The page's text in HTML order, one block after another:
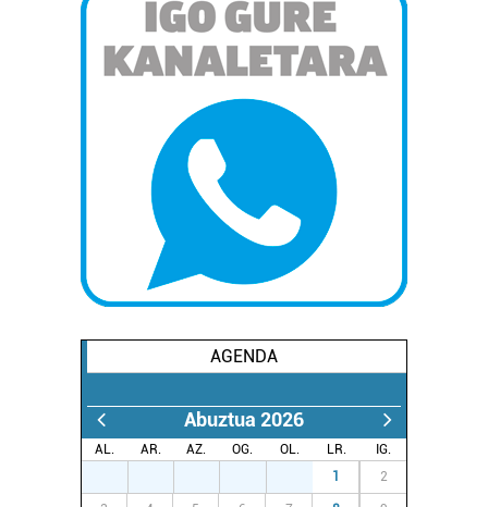
AGENDA
Abuztua 2026
AL. AR. AZ. OG. OL. LR.
IG.
1 2